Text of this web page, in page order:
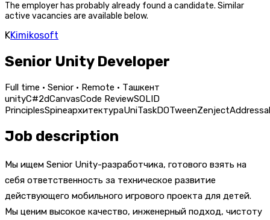
The employer has probably already found a candidate. Similar
active vacancies are available below.
KKimikosoft
Senior Unity Developer
Full time · Senior · Remote · Ташкент
unityC#2dCanvasCode ReviewSOLID
PrinciplesSpineархитектураUniTaskDOTweenZenject
Job description
Мы ищем Senior Unity-разработчика, готового взять на
себя ответственность за техническое развитие
действующего мобильного игрового проекта для детей.
Мы ценим высокое качество, инженерный подход, чистоту